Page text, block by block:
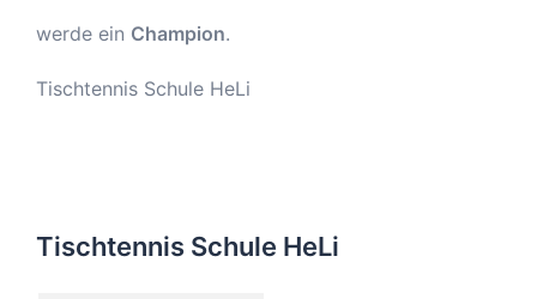
werde ein Champion.
Tischtennis Schule HeLi
Tischtennis Schule HeLi